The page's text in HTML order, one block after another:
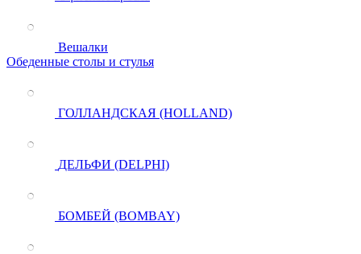
Вешалки
Обеденные столы и стулья
ГОЛЛАНДСКАЯ (HOLLAND)
ДЕЛЬФИ (DELPHI)
БОМБЕЙ (BOMBAY)